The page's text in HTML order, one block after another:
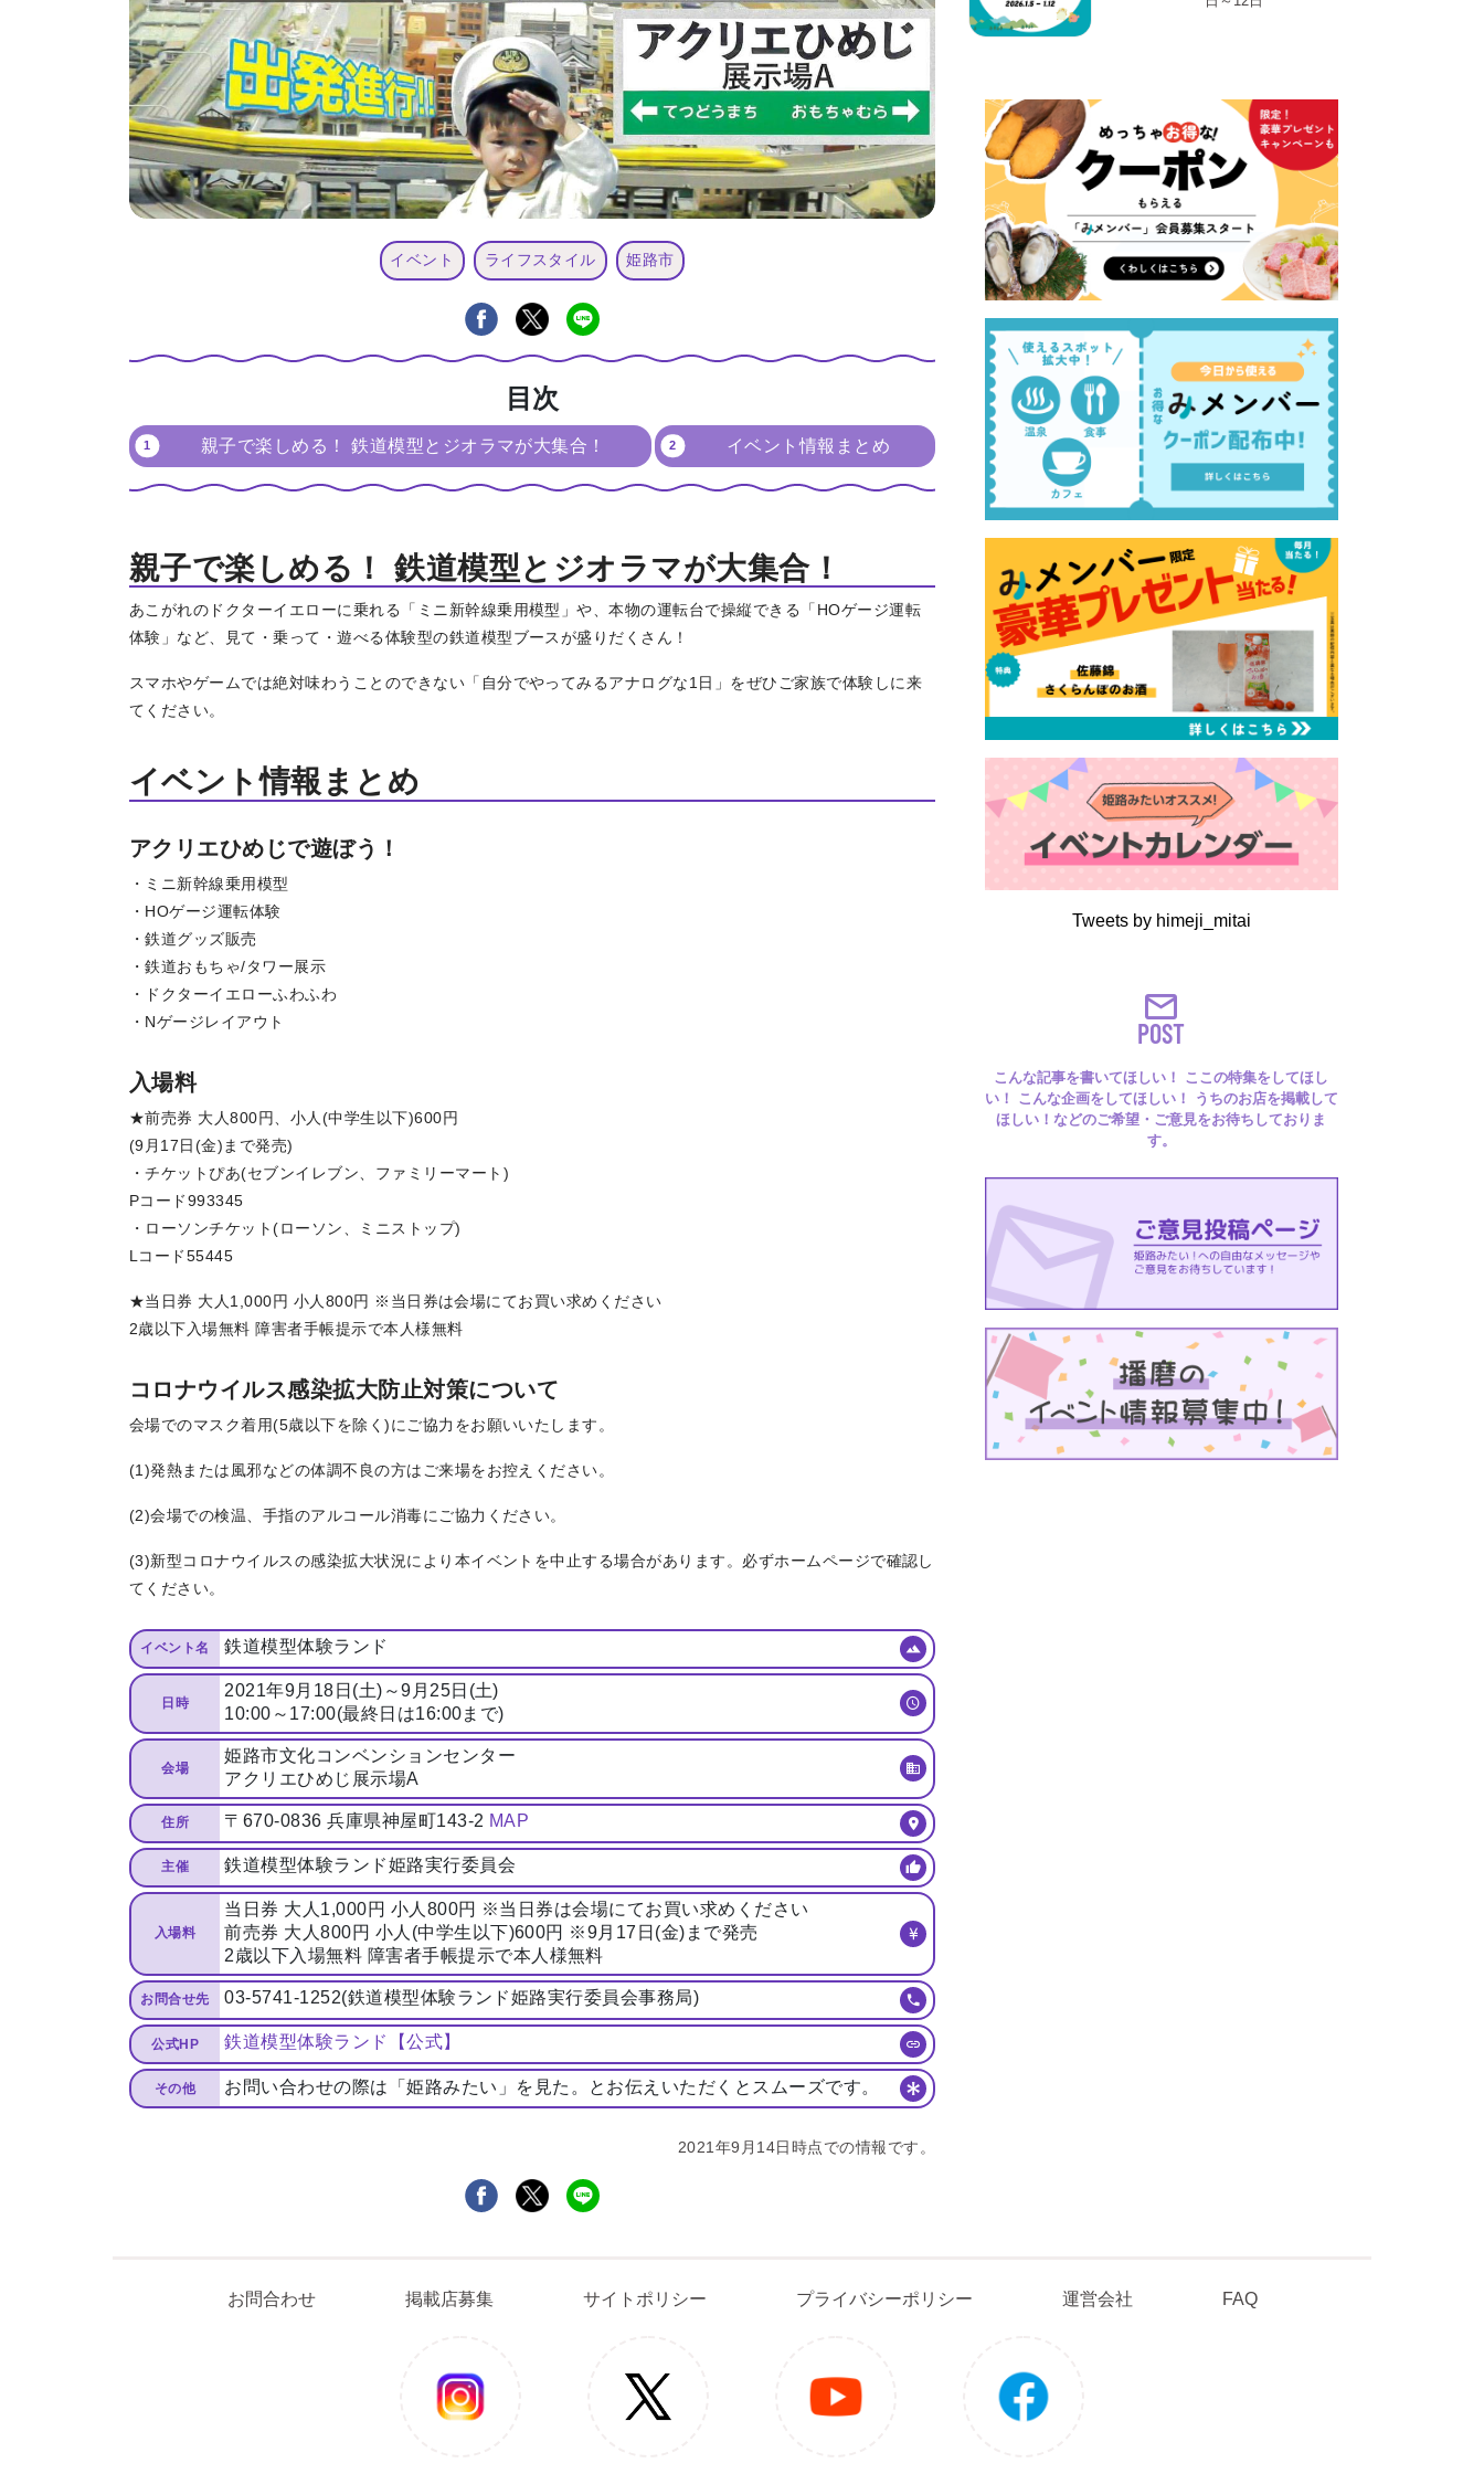
Top page Featured Events
まるはり 雑誌・デジタルブック
Digital books
地場産品/ツクリビト
Local products
エリア特集
イベント ライフスタイル 姫路市
目次
親子で楽しめる！ 鉄道模型とジオラマが大集合！ イベント情報まとめ
親子で楽しめる！ 鉄道模型とジオラマが大集合！
あこがれのドクターイエローに乗れる「ミニ新幹線乗用模型」や、本物の運転台で操縦できる「HOゲージ運転
体験」など、見て・乗って・遊べる体験型の鉄道模型ブースが盛りだくさん！
スマホやゲームでは絶対味わうことのできない「自分でやってみるアナログな1日」をぜひご家族で体験しに来
てください。
イベント情報まとめ
アクリエひめじで遊ぼう！
・ミニ新幹線乗用模型
・HOゲージ運転体験
・鉄道グッズ販売
・鉄道おもちゃ/タワー展示
・ドクターイエローふわふわ
・Nゲージレイアウト
入場料
★前売券 大人800円、小人(中学生以下)600円
(9月17日(金)まで発売)
・チケットぴあ(セブンイレブン、ファミリーマート)
Pコード993345
・ローソンチケット(ローソン、ミニストップ)
Lコード55445
★当日券 大人1,000円 小人800円 ※当日券は会場にてお買い求めください
2歳以下入場無料 障害者手帳提示で本人様無料
コロナウイルス感染拡大防止対策について
会場でのマスク着用(5歳以下を除く)にご協力をお願いいたします。
(1)発熱または風邪などの体調不良の方はご来場をお控えください。
(2)会場での検温、手指のアルコール消毒にご協力ください。
(3)新型コロナウイルスの感染拡大状況により本イベントを中止する場合があります。必ずホームページで確認し
てください。
イベント名 鉄道模型体験ランド
日時
2021年9月18日(土)～9月25日(土)
10:00～17:00(最終日は16:00まで)
会場
姫路市文化コンベンションセンター
アクリエひめじ展示場A
住所 〒670-0836 兵庫県神屋町143-2 MAP
主催 鉄道模型体験ランド姫路実行委員会
入場料
当日券 大人1,000円 小人800円 ※当日券は会場にてお買い求めください
前売券 大人800円 小人(中学生以下)600円 ※9月17日(金)まで発売
2歳以下入場無料 障害者手帳提示で本人様無料
お問合せ先 03-5741-1252(鉄道模型体験ランド姫路実行委員会事務局)
公式HP 鉄道模型体験ランド【公式】
その他 お問い合わせの際は「姫路みたい」を見た。とお伝えいただくとスムーズです。
2021年9月14日時点での情報です。
Tweets by himeji_mitai
POST
こんな記事を書いてほしい！ ここの特集をしてほし
い！ こんな企画をしてほしい！ うちのお店を掲載して
ほしい！などのご希望・ご意見をお待ちしておりま
す。
お問合わせ 掲載店募集 サイトポリシー プライバシーポリシー 運営会社 FAQ